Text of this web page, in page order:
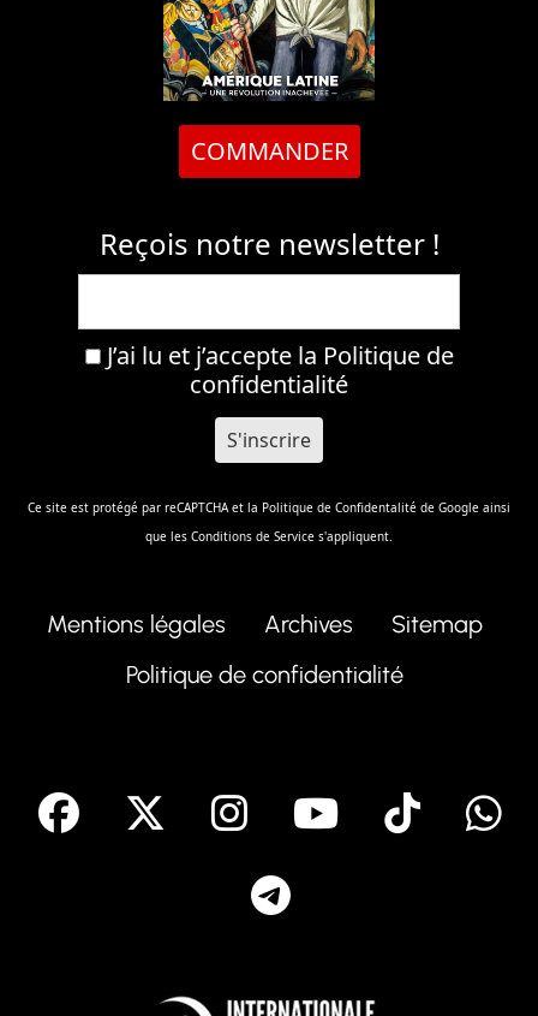
COMMANDER
Reçois notre newsletter !
J’ai lu et j’accepte la Politique de
confidentialité
Ce site est protégé par reCAPTCHA et la Politique de Confidentalité de Google ainsi
que les Conditions de Service s'appliquent.
Mentions légales Archives
Sitemap
Politique de confidentialité
facebook Instagram
Youtube
Tik